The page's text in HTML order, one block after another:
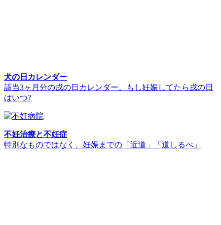
犬の日カレンダー
該当3ヶ月分の戌の日カレンダー。もし妊娠してたら戌の日
はいつ?
不妊治療と不妊症
特別なものではなく、妊娠までの「近道」「道しるべ」